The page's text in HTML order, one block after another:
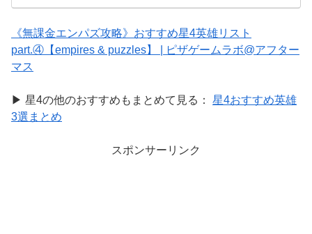
《無課金エンパズ攻略》おすすめ星4英雄リスト
part.④【empires & puzzles】 | ピザゲームラボ@アフター
マス
▶ 星4の他のおすすめもまとめて見る： 星4おすすめ英雄
3選まとめ
スポンサーリンク